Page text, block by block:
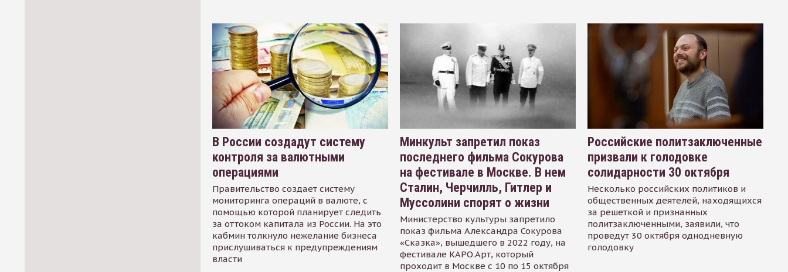
В России создадут систему
контроля за валютными
операциями
Правительство создает систему
мониторинга операций в валюте, с
помощью которой планирует следить
за оттоком капитала из России. На это
кабмин толкнуло нежелание бизнеса
прислушиваться к предупреждениям
власти
Минкульт запретил показ
последнего фильма Сокурова
на фестивале в Москве. В нем
Сталин, Черчилль, Гитлер и
Муссолини спорят о жизни
Министерство культуры запретило
показ фильма Александра Сокурова
«Сказка», вышедшего в 2022 году, на
фестивале КАРО.Арт, который
проходит в Москве с 10 по 15 октября
Российские политзаключенные
призвали к голодовке
солидарности 30 октября
Несколько российских политиков и
общественных деятелей, находящихся
за решеткой и признанных
политзаключенными, заявили, что
проведут 30 октября однодневную
голодовку